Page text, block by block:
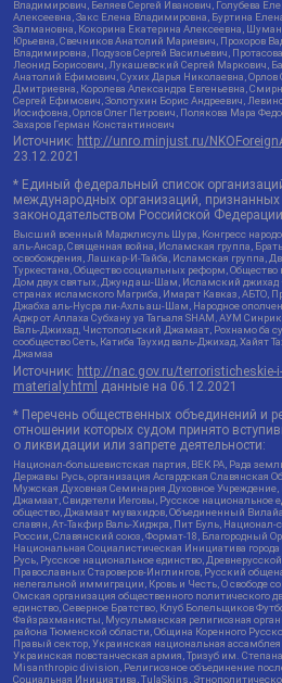
Владимирович, Беляев Сергей Иванович, Голубева
Алексеевна, Закс Елена Владимировна, Буртина
Залмановна, Кокорина Екатерина Алексеевна,
Юрьевна, Свечников Анатолий Мариевич, Прохоров
Владимировна, Подузов Сергей Васильевич,
Леонид Борисович, Лукашевский Сергей Маркович,
Анатолий Ефимович, Сухих Дарья Николаевна, Орлов
Дмитриевна, Королева Александра Евгеньевна,
Сергей Ефимович, Золотухин Борис Андреевич,
Иосифовна, Орлов Олег Петрович, Полякова Мара
Захаров Герман Константинович
Источник: http://unro.minjust.ru/
23.12.2021
* Единый федеральный список
международных организаций, признанных
законодательством Российской
Высший военный Маджлисуль Шура, Конгресс
аль-Ансар, Священная война, Исламская группа,
освобождения, Лашкар-И-Тайба, Исламская группа,
Туркестана, Общество социальных реформ, Общество
Дом двух святых, Джунд аш-Шам, Исламский джихад
странах исламского Магриба, Имарат Кавказ, АБТО,
Джабха аль-Нусра ли-Ахль аш-Шам, Народное
Аджр от Аллаха Субхану уа Тагьаля SHAM, АУМ
Валь-Джихад, Чистопольский Джамаат, Рохнамо ба
сообщество Сеть, Катиба Таухид валь-Джихад,
Джамаа
Источник: http://nac.gov.ru/
materialy.html
данные на 06.12.2021
* Перечень общественных объединений и
отношении которых судом принято
о ликвидации или запрете деятельности:
Национал-большевистская партия, ВЕК РА, Рада
Державы Русь, организация Асгардская Славянская
Мужская Духовная Семинария Духовное Учреждение,
Джамаат, Свидетели Иеговы, Русское национальное
общество, Джамаат мувахидов, Объединенный
славян, Ат-Такфир Валь-Хиджра, Пит Буль, Национал-
России, Славянский союз, Формат-18, Благородный
Национальная Социалистическая Инициатива
Русь, Русское национальное единство,
Православных Староверов-Инглингов, Русский
нелегальной иммиграции, Кровь и Честь, О свободе
Омская организация общественного политического
единство, Северное Братство, Клуб Болельщиков
Файзрахманисты, Мусульманская религиозная
района Тюменской области, Община Коренного
Правый сектор, Украинская национальная
Украинская повстанческая армия, Тризуб им.
Misanthropic division, Религиозное объединение
Социальная Инициатива, TulaSkins,